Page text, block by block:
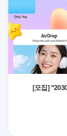
[모집]